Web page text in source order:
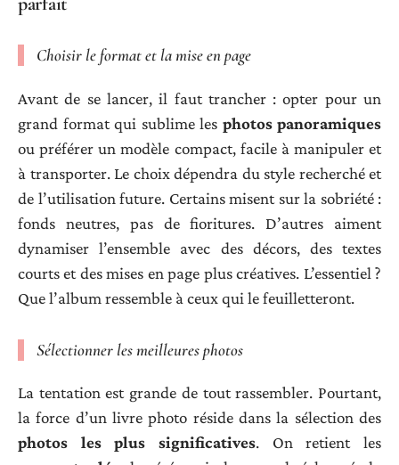
Choisir le format et la mise en page
Avant de se lancer, il faut trancher : opter pour un
grand format qui sublime les photos panoramiques
ou préférer un modèle compact, facile à manipuler et
à transporter. Le choix dépendra du style recherché et
de l’utilisation future. Certains misent sur la sobriété :
fonds neutres, pas de fioritures. D’autres aiment
dynamiser l’ensemble avec des décors, des textes
courts et des mises en page plus créatives. L’essentiel ?
Que l’album ressemble à ceux qui le feuilletteront.
Sélectionner les meilleures photos
La tentation est grande de tout rassembler. Pourtant,
la force d’un livre photo réside dans la sélection des
photos les plus significatives. On retient les